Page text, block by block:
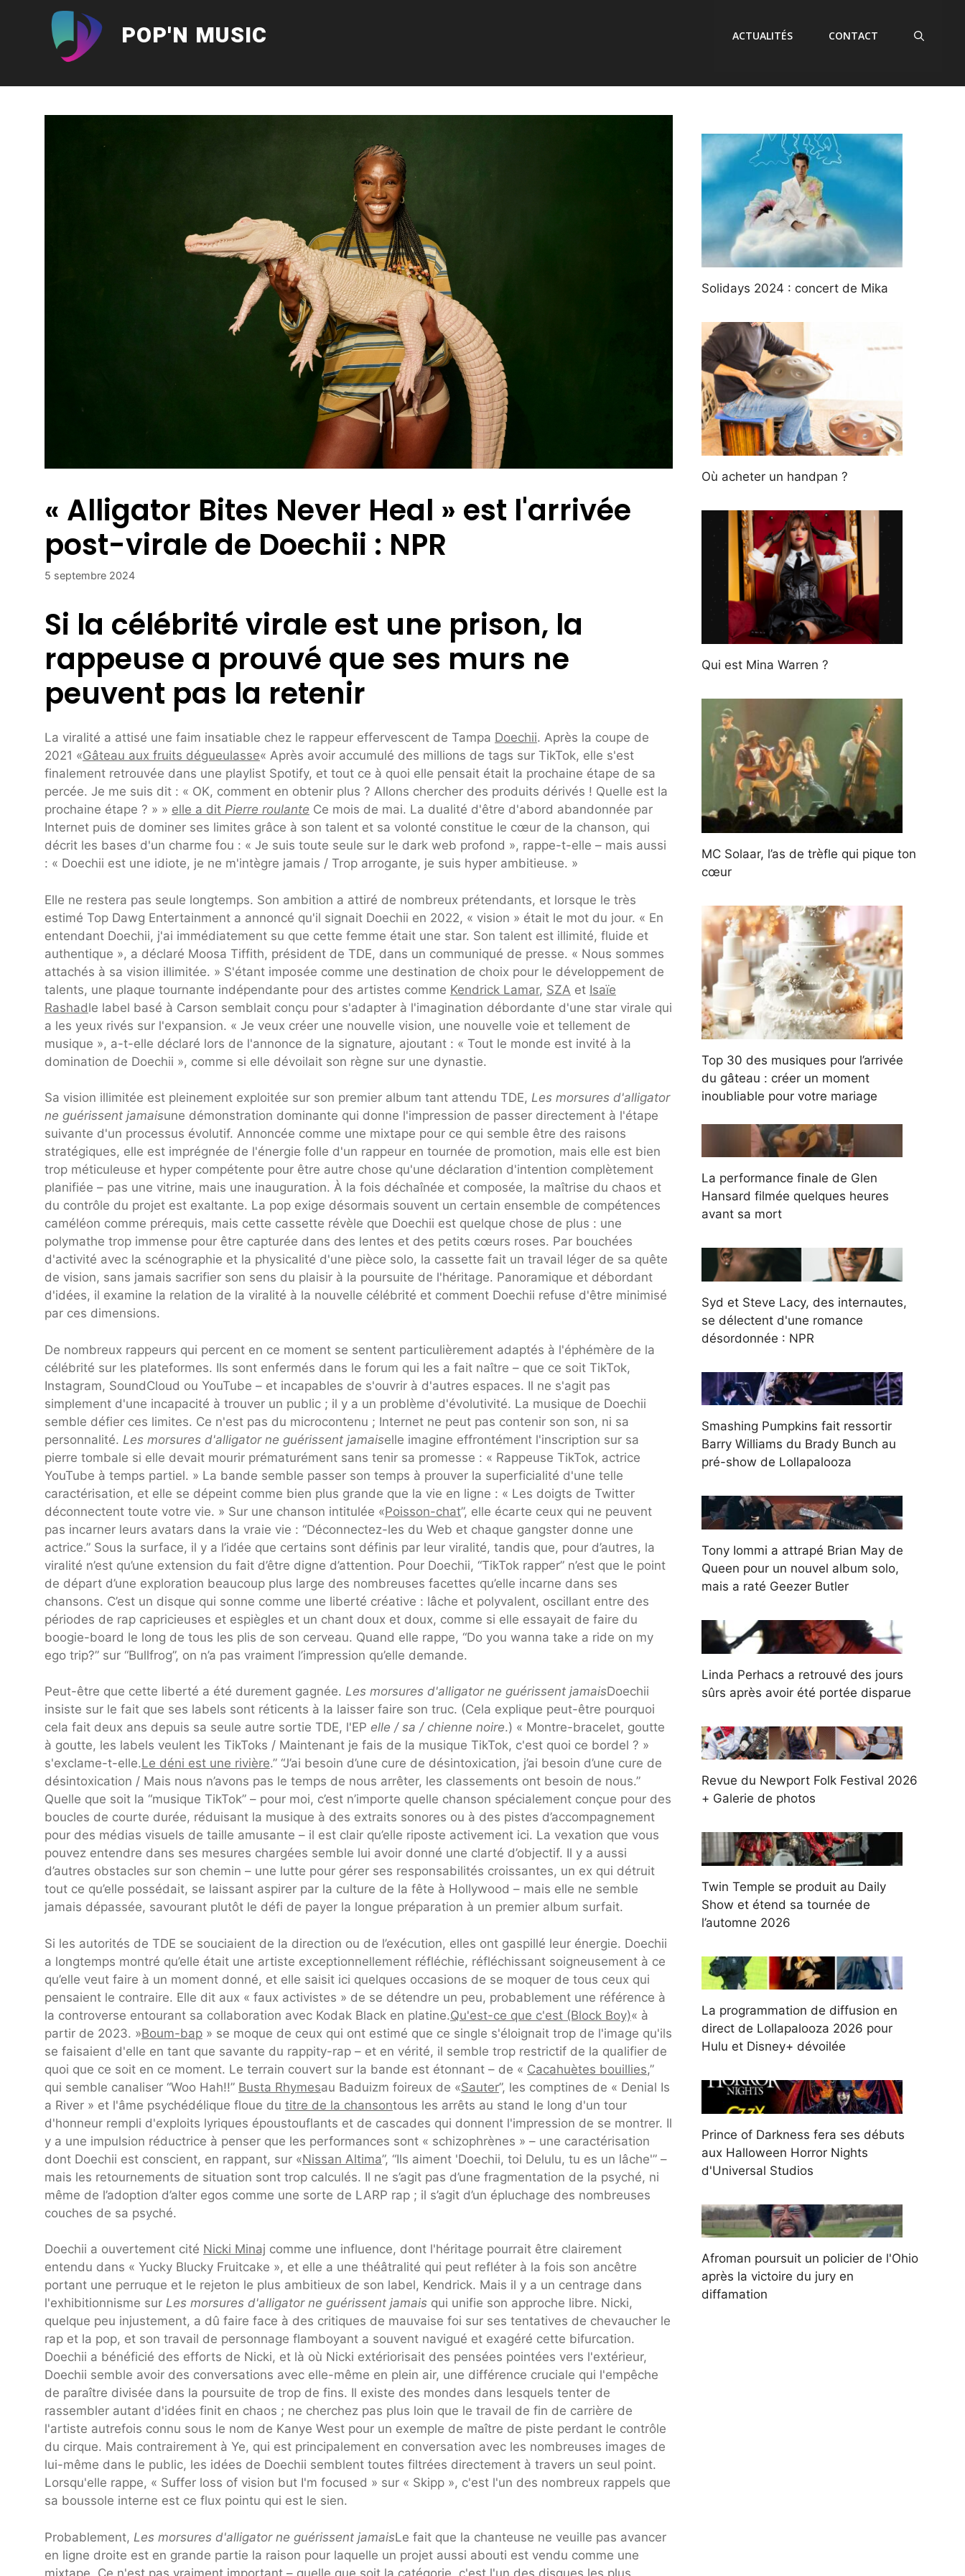
POP'N MUSIC ACTUALITÉS CONTACT
« Alligator Bites Never Heal » est l'arrivée
post-virale de Doechii : NPR
5 septembre 2024
Si la célébrité virale est une prison, la
rappeuse a prouvé que ses murs ne
peuvent pas la retenir
La viralité a attisé une faim insatiable chez le rappeur effervescent de Tampa Doechii. Après la coupe de
2021 «Gâteau aux fruits dégueulasse« Après avoir accumulé des millions de tags sur TikTok, elle s'est
finalement retrouvée dans une playlist Spotify, et tout ce à quoi elle pensait était la prochaine étape de sa
percée. Je me suis dit : « OK, comment en obtenir plus ? Allons chercher des produits dérivés ! Quelle est la
prochaine étape ? » » elle a dit Pierre roulante Ce mois de mai. La dualité d'être d'abord abandonnée par
Internet puis de dominer ses limites grâce à son talent et sa volonté constitue le cœur de la chanson, qui
décrit les bases d'un charme fou : « Je suis toute seule sur le dark web profond », rappe-t-elle – mais aussi
: « Doechii est une idiote, je ne m'intègre jamais / Trop arrogante, je suis hyper ambitieuse. »
Elle ne restera pas seule longtemps. Son ambition a attiré de nombreux prétendants, et lorsque le très
estimé Top Dawg Entertainment a annoncé qu'il signait Doechii en 2022, « vision » était le mot du jour. « En
entendant Doechii, j'ai immédiatement su que cette femme était une star. Son talent est illimité, fluide et
authentique », a déclaré Moosa Tiffith, président de TDE, dans un communiqué de presse. « Nous sommes
attachés à sa vision illimitée. » S'étant imposée comme une destination de choix pour le développement de
talents, une plaque tournante indépendante pour des artistes comme Kendrick Lamar, SZA et Isaïe
Rashadle label basé à Carson semblait conçu pour s'adapter à l'imagination débordante d'une star virale qui
a les yeux rivés sur l'expansion. « Je veux créer une nouvelle vision, une nouvelle voie et tellement de
musique », a-t-elle déclaré lors de l'annonce de la signature, ajoutant : « Tout le monde est invité à la
domination de Doechii », comme si elle dévoilait son règne sur une dynastie.
Sa vision illimitée est pleinement exploitée sur son premier album tant attendu TDE, Les morsures d'alligator
ne guérissent jamaisune démonstration dominante qui donne l'impression de passer directement à l'étape
suivante d'un processus évolutif. Annoncée comme une mixtape pour ce qui semble être des raisons
stratégiques, elle est imprégnée de l'énergie folle d'un rappeur en tournée de promotion, mais elle est bien
trop méticuleuse et hyper compétente pour être autre chose qu'une déclaration d'intention complètement
planifiée – pas une vitrine, mais une inauguration. À la fois déchaînée et composée, la maîtrise du chaos et
du contrôle du projet est exaltante. La pop exige désormais souvent un certain ensemble de compétences
caméléon comme prérequis, mais cette cassette révèle que Doechii est quelque chose de plus : une
polymathe trop immense pour être capturée dans des lentes et des petits cœurs roses. Par bouchées
d'activité avec la scénographie et la physicalité d'une pièce solo, la cassette fait un travail léger de sa quête
de vision, sans jamais sacrifier son sens du plaisir à la poursuite de l'héritage. Panoramique et débordant
d'idées, il examine la relation de la viralité à la nouvelle célébrité et comment Doechii refuse d'être minimisé
par ces dimensions.
De nombreux rappeurs qui percent en ce moment se sentent particulièrement adaptés à l'éphémère de la
célébrité sur les plateformes. Ils sont enfermés dans le forum qui les a fait naître – que ce soit TikTok,
Instagram, SoundCloud ou YouTube – et incapables de s'ouvrir à d'autres espaces. Il ne s'agit pas
simplement d'une incapacité à trouver un public ; il y a un problème d'évolutivité. La musique de Doechii
semble défier ces limites. Ce n'est pas du microcontenu ; Internet ne peut pas contenir son son, ni sa
personnalité. Les morsures d'alligator ne guérissent jamaiselle imagine effrontément l'inscription sur sa
pierre tombale si elle devait mourir prématurément sans tenir sa promesse : « Rappeuse TikTok, actrice
YouTube à temps partiel. » La bande semble passer son temps à prouver la superficialité d'une telle
caractérisation, et elle se dépeint comme bien plus grande que la vie en ligne : « Les doigts de Twitter
déconnectent toute votre vie. » Sur une chanson intitulée «Poisson-chat”, elle écarte ceux qui ne peuvent
pas incarner leurs avatars dans la vraie vie : “Déconnectez-les du Web et chaque gangster donne une
actrice.” Sous la surface, il y a l’idée que certains sont définis par leur viralité, tandis que, pour d’autres, la
viralité n’est qu’une extension du fait d’être digne d’attention. Pour Doechii, “TikTok rapper” n’est que le point
de départ d’une exploration beaucoup plus large des nombreuses facettes qu’elle incarne dans ses
chansons. C’est un disque qui sonne comme une liberté créative : lâche et polyvalent, oscillant entre des
périodes de rap capricieuses et espiègles et un chant doux et doux, comme si elle essayait de faire du
boogie-board le long de tous les plis de son cerveau. Quand elle rappe, “Do you wanna take a ride on my
ego trip?” sur “Bullfrog”, on n’a pas vraiment l’impression qu’elle demande.
Peut-être que cette liberté a été durement gagnée. Les morsures d'alligator ne guérissent jamaisDoechii
insiste sur le fait que ses labels sont réticents à la laisser faire son truc. (Cela explique peut-être pourquoi
cela fait deux ans depuis sa seule autre sortie TDE, l'EP elle / sa / chienne noire.) « Montre-bracelet, goutte
à goutte, les labels veulent les TikToks / Maintenant je fais de la musique TikTok, c'est quoi ce bordel ? »
s'exclame-t-elle.Le déni est une rivière.” “J’ai besoin d’une cure de désintoxication, j’ai besoin d’une cure de
désintoxication / Mais nous n’avons pas le temps de nous arrêter, les classements ont besoin de nous.”
Quelle que soit la “musique TikTok” – pour moi, c’est n’importe quelle chanson spécialement conçue pour des
boucles de courte durée, réduisant la musique à des extraits sonores ou à des pistes d’accompagnement
pour des médias visuels de taille amusante – il est clair qu’elle riposte activement ici. La vexation que vous
pouvez entendre dans ses mesures chargées semble lui avoir donné une clarté d’objectif. Il y a aussi
d’autres obstacles sur son chemin – une lutte pour gérer ses responsabilités croissantes, un ex qui détruit
tout ce qu’elle possédait, se laissant aspirer par la culture de la fête à Hollywood – mais elle ne semble
jamais dépassée, savourant plutôt le défi de payer la longue préparation à un premier album surfait.
Si les autorités de TDE se souciaient de la direction ou de l’exécution, elles ont gaspillé leur énergie. Doechii
a longtemps montré qu’elle était une artiste exceptionnellement réfléchie, réfléchissant soigneusement à ce
qu’elle veut faire à un moment donné, et elle saisit ici quelques occasions de se moquer de tous ceux qui
pensaient le contraire. Elle dit aux « faux activistes » de se détendre un peu, probablement une référence à
la controverse entourant sa collaboration avec Kodak Black en platine.Qu'est-ce que c'est (Block Boy)« à
partir de 2023. »Boum-bap » se moque de ceux qui ont estimé que ce single s'éloignait trop de l'image qu'ils
se faisaient d'elle en tant que savante du rappity-rap – et en vérité, il semble trop restrictif de la qualifier de
quoi que ce soit en ce moment. Le terrain couvert sur la bande est étonnant – de « Cacahuètes bouillies,”
qui semble canaliser “Woo Hah!!” Busta Rhymesau Baduizm foireux de «Sauter”, les comptines de « Denial Is
a River » et l'âme psychédélique floue du titre de la chansontous les arrêts au stand le long d'un tour
d'honneur rempli d'exploits lyriques époustouflants et de cascades qui donnent l'impression de se montrer. Il
y a une impulsion réductrice à penser que les performances sont « schizophrènes » – une caractérisation
dont Doechii est conscient, en rappant, sur «Nissan Altima”, “Ils aiment 'Doechii, toi Delulu, tu es un lâche'” –
mais les retournements de situation sont trop calculés. Il ne s’agit pas d’une fragmentation de la psyché, ni
même de l’adoption d’alter egos comme une sorte de LARP rap ; il s’agit d’un épluchage des nombreuses
couches de sa psyché.
Doechii a ouvertement cité Nicki Minaj comme une influence, dont l'héritage pourrait être clairement
entendu dans « Yucky Blucky Fruitcake », et elle a une théâtralité qui peut refléter à la fois son ancêtre
portant une perruque et le rejeton le plus ambitieux de son label, Kendrick. Mais il y a un centrage dans
l'exhibitionnisme sur Les morsures d'alligator ne guérissent jamais qui unifie son approche libre. Nicki,
quelque peu injustement, a dû faire face à des critiques de mauvaise foi sur ses tentatives de chevaucher le
rap et la pop, et son travail de personnage flamboyant a souvent navigué et exagéré cette bifurcation.
Doechii a bénéficié des efforts de Nicki, et là où Nicki extériorisait des pensées pointées vers l'extérieur,
Doechii semble avoir des conversations avec elle-même en plein air, une différence cruciale qui l'empêche
de paraître divisée dans la poursuite de trop de fins. Il existe des mondes dans lesquels tenter de
rassembler autant d'idées finit en chaos ; ne cherchez pas plus loin que le travail de fin de carrière de
l'artiste autrefois connu sous le nom de Kanye West pour un exemple de maître de piste perdant le contrôle
du cirque. Mais contrairement à Ye, qui est principalement en conversation avec les nombreuses images de
lui-même dans le public, les idées de Doechii semblent toutes filtrées directement à travers un seul point.
Lorsqu'elle rappe, « Suffer loss of vision but I'm focused » sur « Skipp », c'est l'un des nombreux rappels que
sa boussole interne est ce flux pointu qui est le sien.
Probablement, Les morsures d'alligator ne guérissent jamaisLe fait que la chanteuse ne veuille pas avancer
en ligne droite est en grande partie la raison pour laquelle un projet aussi abouti est vendu comme une
mixtape. Ce n'est pas vraiment important – quelle que soit la catégorie, c'est l'un des disques les plus
Solidays 2024 : concert de Mika
Où acheter un handpan ?
Qui est Mina Warren ?
MC Solaar, l’as de trèfle qui pique ton
cœur
Top 30 des musiques pour l’arrivée
du gâteau : créer un moment
inoubliable pour votre mariage
La performance finale de Glen
Hansard filmée quelques heures
avant sa mort
Syd et Steve Lacy, des internautes,
se délectent d'une romance
désordonnée : NPR
Smashing Pumpkins fait ressortir
Barry Williams du Brady Bunch au
pré-show de Lollapalooza
Tony Iommi a attrapé Brian May de
Queen pour un nouvel album solo,
mais a raté Geezer Butler
Linda Perhacs a retrouvé des jours
sûrs après avoir été portée disparue
Revue du Newport Folk Festival 2026
+ Galerie de photos
Twin Temple se produit au Daily
Show et étend sa tournée de
l’automne 2026
La programmation de diffusion en
direct de Lollapalooza 2026 pour
Hulu et Disney+ dévoilée
Prince of Darkness fera ses débuts
aux Halloween Horror Nights
d'Universal Studios
Afroman poursuit un policier de l'Ohio
après la victoire du jury en
diffamation